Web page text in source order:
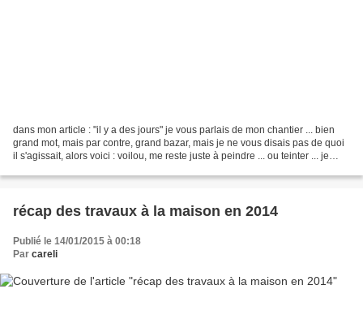
dans mon article : "il y a des jours" je vous parlais de mon chantier ... bien
grand mot, mais par contre, grand bazar, mais je ne vous disais pas de quoi
il s'agissait, alors voici : voilou, me reste juste à peindre ... ou teinter ... je
récap des travaux à la maison en 2014
Publié le 14/01/2015 à 00:18
Par careli